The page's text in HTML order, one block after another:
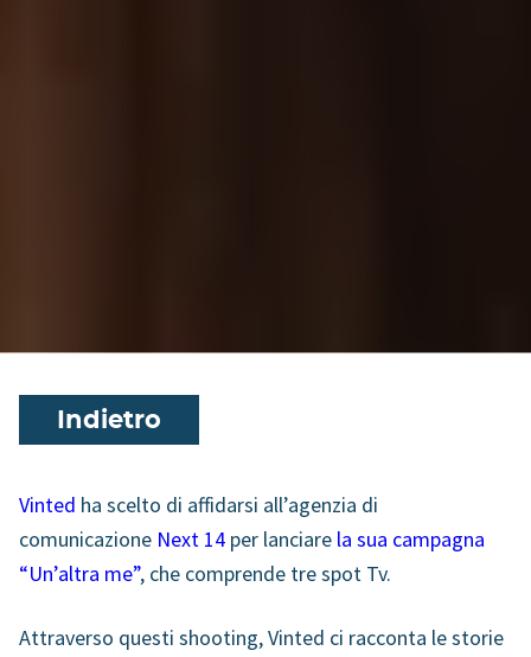
Indietro
Vinted ha scelto di affidarsi all’agenzia di
comunicazione Next 14 per lanciare la sua campagna
“Un’altra me”, che comprende tre spot Tv.
Attraverso questi shooting, Vinted ci racconta le storie